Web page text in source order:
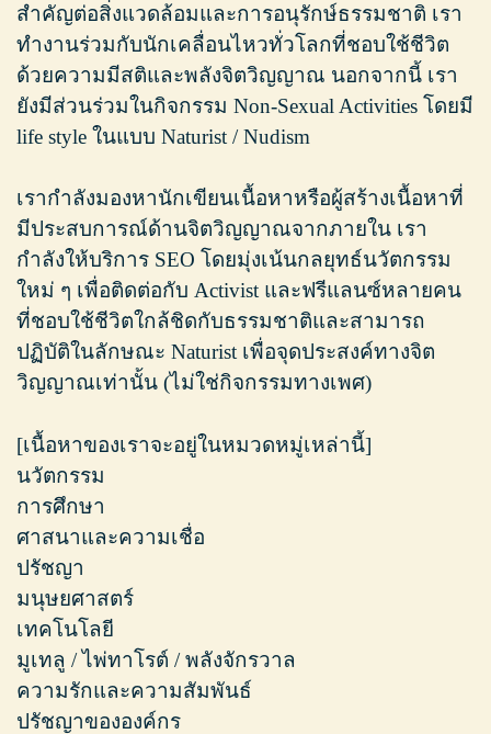
สำคัญต่อสิ่งแวดล้อมและการอนุรักษ์ธรรมชาติ เรา
ทำงานร่วมกับนักเคลื่อนไหวทั่วโลกที่ชอบใช้ชีวิต
ด้วยความมีสติและพลังจิตวิญญาณ นอกจากนี้ เรา
ยังมีส่วนร่วมในกิจกรรม Non-Sexual Activities โดยมี
life style ในแบบ Naturist / Nudism
เรากำลังมองหานักเขียนเนื้อหาหรือผู้สร้างเนื้อหาที่
มีประสบการณ์ด้านจิตวิญญาณจากภายใน เรา
กำลังให้บริการ SEO โดยมุ่งเน้นกลยุทธ์นวัตกรรม
ใหม่ ๆ เพื่อติดต่อกับ Activist และฟรีแลนซ์หลายคน
ที่ชอบใช้ชีวิตใกล้ชิดกับธรรมชาติและสามารถ
ปฏิบัติในลักษณะ Naturist เพื่อจุดประสงค์ทางจิต
วิญญาณเท่านั้น (ไม่ใช่กิจกรรมทางเพศ)
[เนื้อหาของเราจะอยู่ในหมวดหมู่เหล่านี้]
นวัตกรรม
การศึกษา
ศาสนาและความเชื่อ
ปรัชญา
มนุษยศาสตร์
เทคโนโลยี
มูเทลู / ไพ่ทาโรต์ / พลังจักรวาล
ความรักและความสัมพันธ์
ปรัชญาขององค์กร